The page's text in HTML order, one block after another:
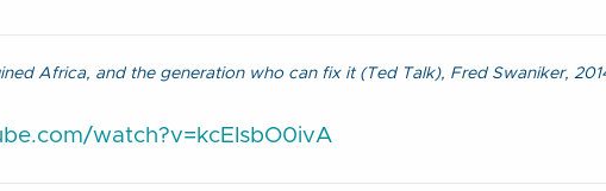
Africa, and the generation who can fix it (Ted Talk), Fred Swaniker,
watch?v=kcEIsbO0ivA